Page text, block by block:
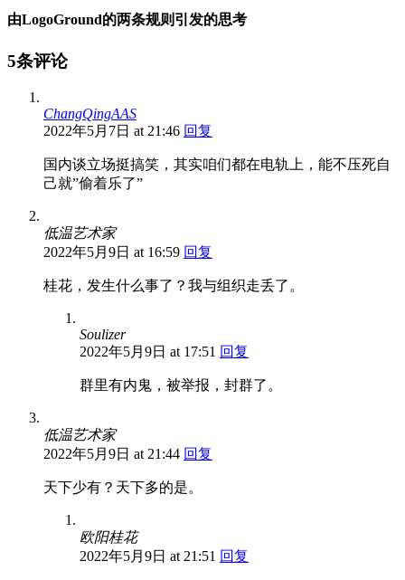
由LogoGround的两条规则引发的思考
5条评论
ChangQingAAS
2022年5月7日 at 21:46 回复
国内谈立场挺搞笑，其实咱们都在电轨上，能不压死自
己就”偷着乐了”
低温艺术家
2022年5月9日 at 16:59 回复
桂花，发生什么事了？我与组织走丢了。
Soulizer
2022年5月9日 at 17:51 回复
群里有内鬼，被举报，封群了。
低温艺术家
2022年5月9日 at 21:44 回复
天下少有？天下多的是。
欧阳桂花
2022年5月9日 at 21:51 回复